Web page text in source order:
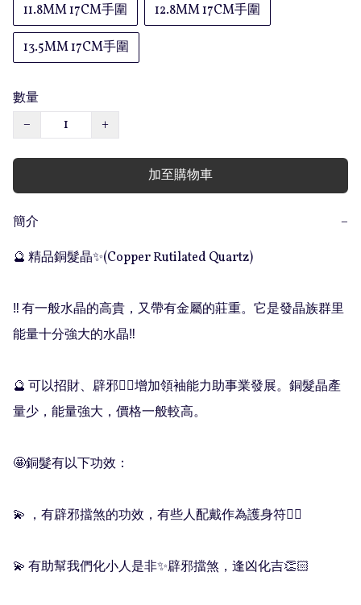
11.8MM 17CM手圍 12.8MM 17CM手圍
13.5MM 17CM手圍
數量
−
+
加至購物車
簡介
−
🔮 精品銅髮晶✨(Copper Rutilated Quartz)
‼️ 有一般水晶的高貴，又帶有金屬的莊重。它是發晶族群里
能量十分強大的水晶‼️
🔮 可以招財、辟邪🧟‍♀️增加領袖能力助事業發展。銅髮晶產
量少，能量強大，價格一般較高。
🤩銅髮有以下功效：
💫 ，有辟邪擋煞的功效，有些人配戴作為護身符🧟‍♀️
💫 有助幫我們化小人是非✨辟邪擋煞，逢凶化吉👏🏻